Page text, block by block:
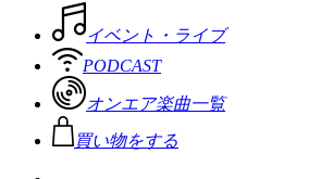
イベント・ライブ
PODCAST
オンエア楽曲一覧
買い物をする